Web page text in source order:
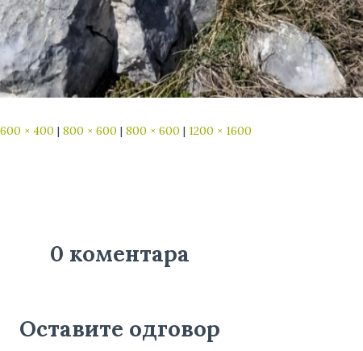
600 × 400 | 800 × 600 | 800 × 600 | 1200 × 1600
0 коментара
Оставите одговор